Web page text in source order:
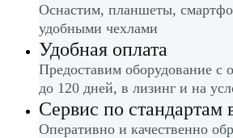
Оснастим, планшеты,
удобными чехлами
Удобная оплата
Предоставим оборудование с
до 120 дней, в лизинг и на
Сервис по стандартам
Оперативно и качественно